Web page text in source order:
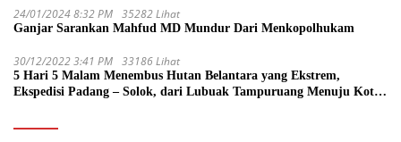
24/01/2024 8:32 PM 35282 Lihat
Ganjar Sarankan Mahfud MD Mundur Dari Menkopolhukam
30/12/2022 3:41 PM 33186 Lihat
5 Hari 5 Malam Menembus Hutan Belantara yang Ekstrem,
Ekspedisi Padang – Solok, dari Lubuak Tampuruang Menuju Koto